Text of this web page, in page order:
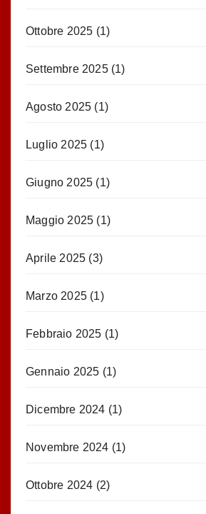
Ottobre 2025 (1)
Settembre 2025(1)
Agosto 2025 (1)
Luglio 2025 (1)
Giugno 2025 (1)
Maggio 2025 (1)
Aprile 2025 (3)
Marzo 2025 (1)
Febbraio 2025 (1)
Gennaio 2025 (1)
Dicembre 2024 (1)
Novembre 2024 (1)
Ottobre 2024 (2)